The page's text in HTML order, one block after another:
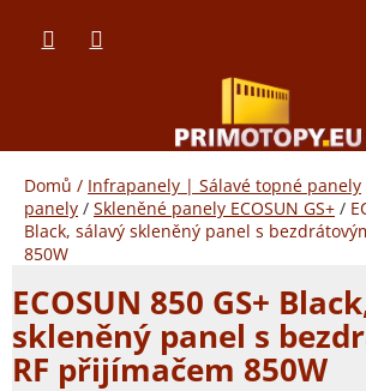
obsah
Domů / Infrapanely | Sálavé topné panely
panely / Skleněné panely ECOSUN GS+ /
Black, sálavý skleněný panel s
850W
ECOSUN 850 GS+
skleněný panel s
RF přijímačem 850W